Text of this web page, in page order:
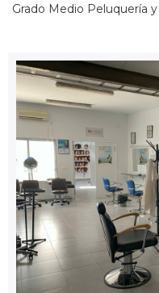
Grado Medio Peluquería